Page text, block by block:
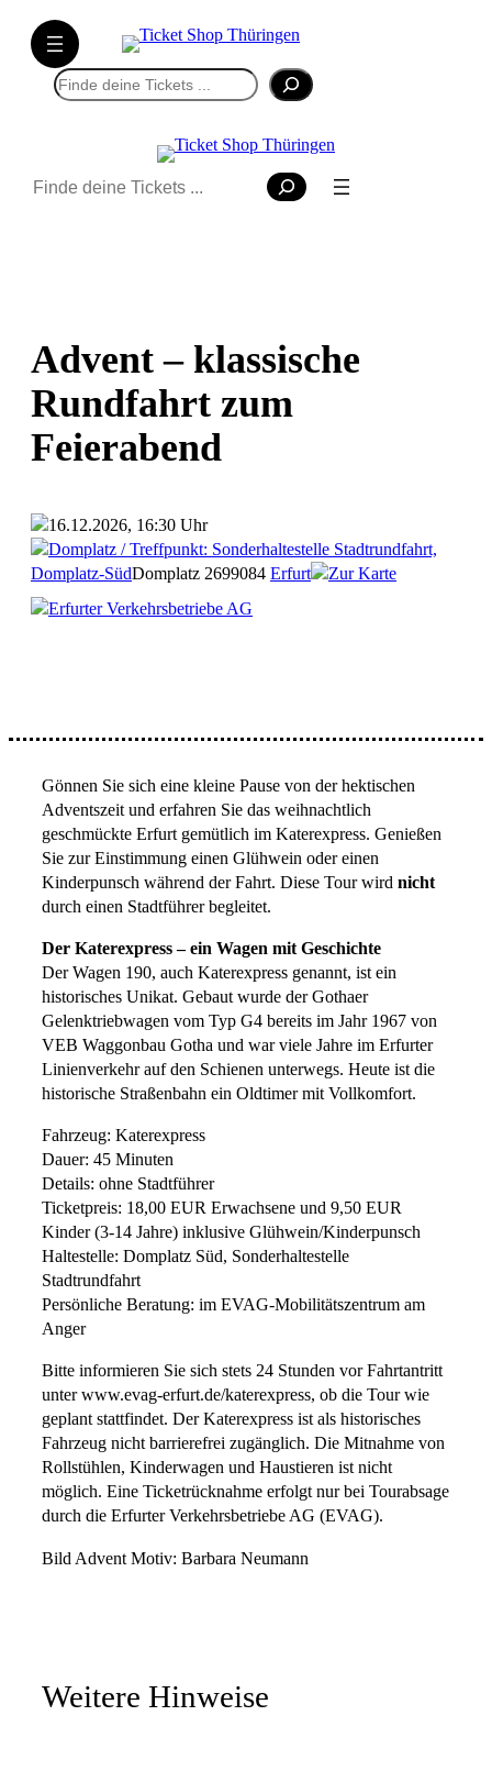
Suchen
Suchen
Advent – klassische
Rundfahrt zum
Feierabend
16.12.2026, 16:30 Uhr
Domplatz / Treffpunkt: Sonderhaltestelle Stadtrundfahrt,
Domplatz-SüdDomplatz 2699084 Erfurt
Zur Karte
Erfurter Verkehrsbetriebe AG
Gönnen Sie sich eine kleine Pause von der hektischen
Adventszeit und erfahren Sie das weihnachtlich
geschmückte Erfurt gemütlich im Katerexpress. Genießen
Sie zur Einstimmung einen Glühwein oder einen
Kinderpunsch während der Fahrt. Diese Tour wird nicht
durch einen Stadtführer begleitet.
Der Katerexpress – ein Wagen mit Geschichte
Der Wagen 190, auch Katerexpress genannt, ist ein
historisches Unikat. Gebaut wurde der Gothaer
Gelenktriebwagen vom Typ G4 bereits im Jahr 1967 von
VEB Waggonbau Gotha und war viele Jahre im Erfurter
Linienverkehr auf den Schienen unterwegs. Heute ist die
historische Straßenbahn ein Oldtimer mit Vollkomfort.
Fahrzeug: Katerexpress
Dauer: 45 Minuten
Details: ohne Stadtführer
Ticketpreis: 18,00 EUR Erwachsene und 9,50 EUR
Kinder (3-14 Jahre) inklusive Glühwein/Kinderpunsch
Haltestelle: Domplatz Süd, Sonderhaltestelle
Stadtrundfahrt
Persönliche Beratung: im EVAG-Mobilitätszentrum am
Anger
Bitte informieren Sie sich stets 24 Stunden vor Fahrtantritt
unter www.evag-erfurt.de/katerexpress, ob die Tour wie
geplant stattfindet. Der Katerexpress ist als historisches
Fahrzeug nicht barrierefrei zugänglich. Die Mitnahme von
Rollstühlen, Kinderwagen und Haustieren ist nicht
möglich. Eine Ticketrücknahme erfolgt nur bei Tourabsage
durch die Erfurter Verkehrsbetriebe AG (EVAG).
Bild Advent Motiv: Barbara Neumann
Weitere Hinweise